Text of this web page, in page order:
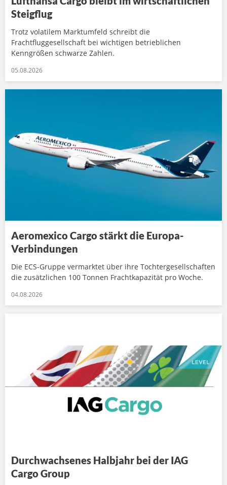
Steigflug
Trotz volatilem Marktumfeld schreibt die
Frachtfluggesellschaft bei wichtigen betrieblichen
Kenngrößen schwarze Zahlen.
05.08.2026
Aeromexico Cargo stärkt die Europa-
Verbindungen
Die ECS-Gruppe vermarktet über ihre Tochtergesellschaften
die zusätzlichen 100 Tonnen Frachtkapazität pro Woche.
04.08.2026
Durchwachsenes Halbjahr bei der IAG
Cargo Group